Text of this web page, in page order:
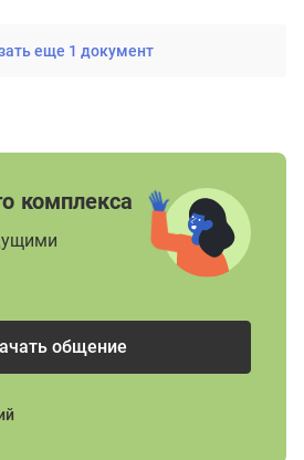
еще 1 документ
комплекса
общение